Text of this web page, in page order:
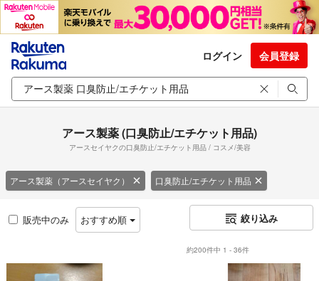
ログイン 会員登録
アース製薬 (口臭防止/エチケット用品)
アースセイヤクの口臭防止/エチケット用品 / コスメ/美容
アース製薬（アースセイヤク） 口臭防止/エチケット用品
販売中のみ おすすめ順 絞り込み
約200件中 1 - 36件